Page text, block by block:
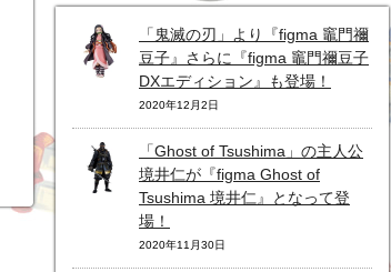
「鬼滅の刃」より『figma 竈門禰
豆子』さらに『figma 竈門禰豆子
DXエディション』も登場！
2020年12月2日
「Ghost of Tsushima」の主人公
境井仁が『figma Ghost of
Tsushima 境井仁』となって登
場！
2020年11月30日